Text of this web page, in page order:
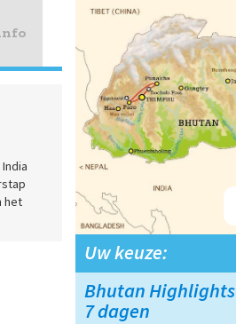
het
Uw keuze:
Bhutan Highlights
7 dagen